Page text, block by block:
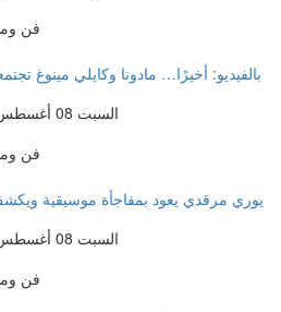
فن
بالفيديو: أخيرًا… مادونا وكايلي مينوغ
السبت 08 أغسطس 2026 05:37 مساءً
فن
يوري مرقدي يعود بمفاجأة موسيقية
السبت 08 أغسطس 2026 05:37 مساءً
فن